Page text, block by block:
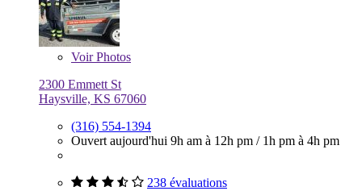
VoirPhotos
2300 Emmett St
Haysville, KS 67060
(316) 554-1394
Ouvert aujourd'hui 9h am à 12h pm / 1h pm à 4h pm
238 évaluations